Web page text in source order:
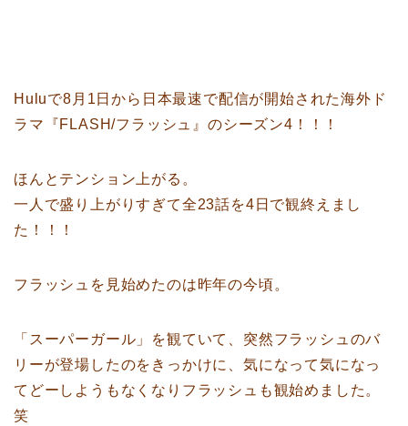
Huluで8月1日から日本最速で配信が開始された海外ド
ラマ『FLASH/フラッシュ』のシーズン4！！！
ほんとテンション上がる。
一人で盛り上がりすぎて全23話を4日で観終えまし
た！！！
フラッシュを見始めたのは昨年の今頃。
「スーパーガール」を観ていて、突然フラッシュのバ
リーが登場したのをきっかけに、気になって気になっ
てどーしようもなくなりフラッシュも観始めました。
笑